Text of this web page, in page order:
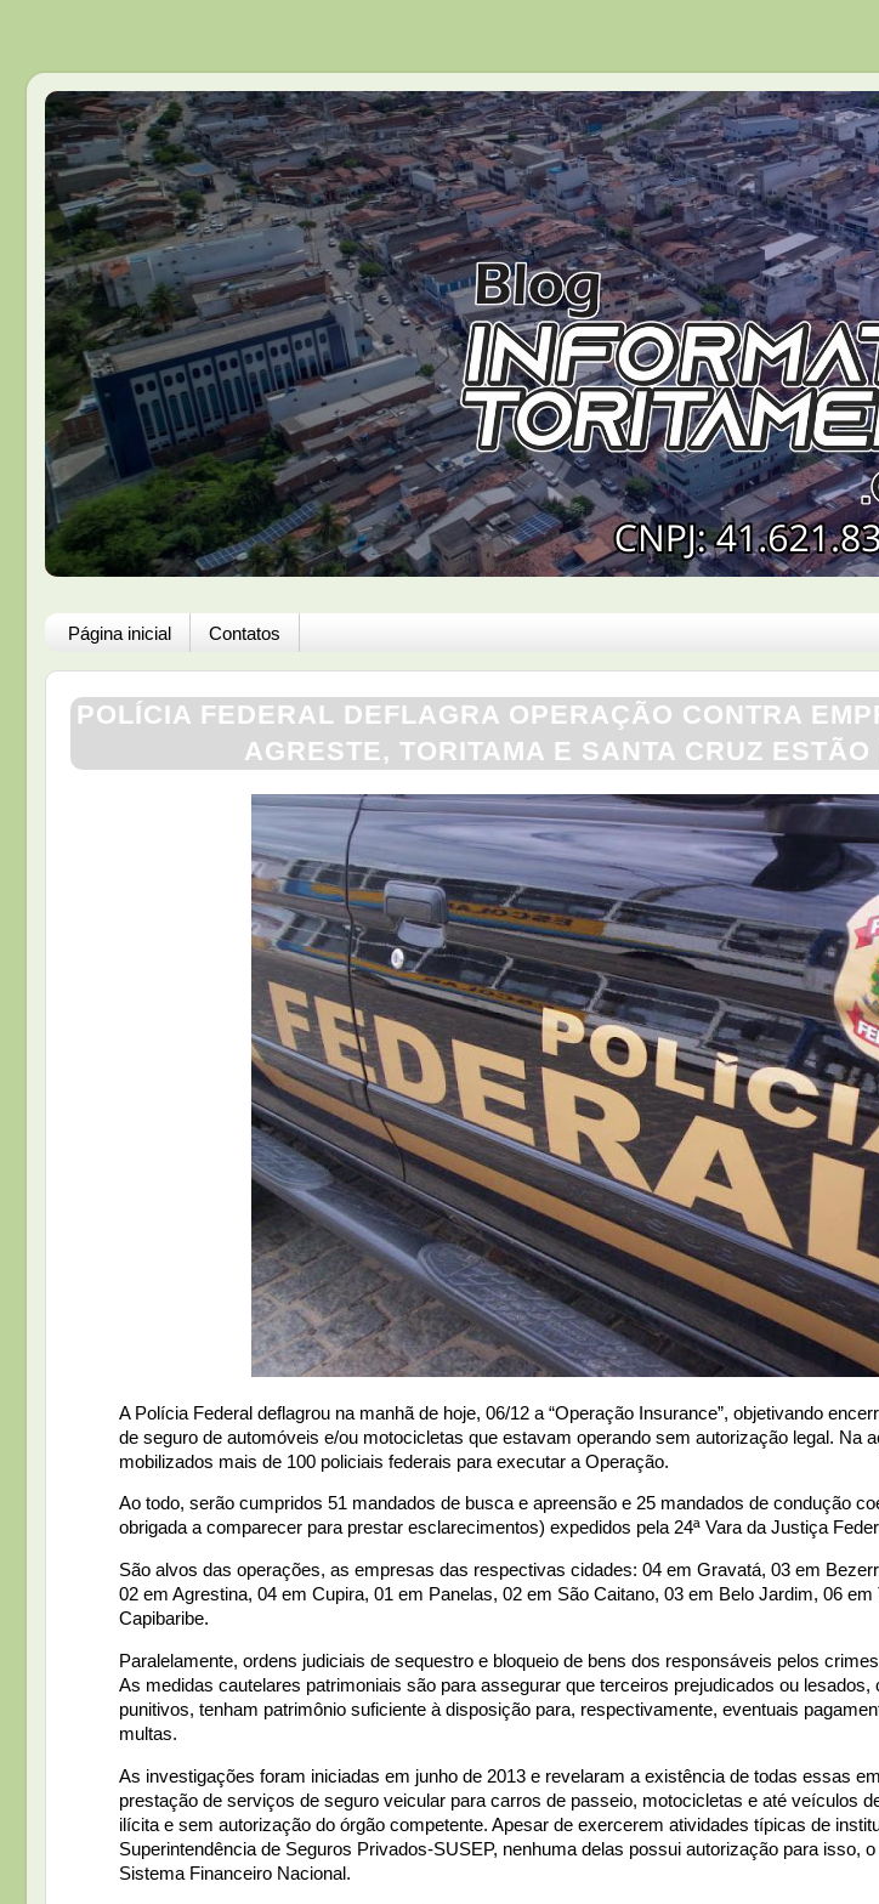
Página inicial Contatos
POLÍCIA FEDERAL DEFLAGRA OPERAÇÃO CONTRA
AGRESTE, TORITAMA E SANTA CRUZ
A Polícia Federal deflagrou na manhã de hoje, 06/12 a “Operação Insurance”, objetivando
de seguro de automóveis e/ou motocicletas que estavam operando sem autorização legal. Na
mobilizados mais de 100 policiais federais para executar a Operação.
Ao todo, serão cumpridos 51 mandados de busca e apreensão e 25 mandados de condução
obrigada a comparecer para prestar esclarecimentos) expedidos pela 24ª Vara da Justiça
São alvos das operações, as empresas das respectivas cidades: 04 em Gravatá, 03 em
02 em Agrestina, 04 em Cupira, 01 em Panelas, 02 em São Caitano, 03 em Belo Jardim, 06
Capibaribe.
Paralelamente, ordens judiciais de sequestro e bloqueio de bens dos responsáveis pelos
As medidas cautelares patrimoniais são para assegurar que terceiros prejudicados ou
punitivos, tenham patrimônio suficiente à disposição para, respectivamente, eventuais
multas.
As investigações foram iniciadas em junho de 2013 e revelaram a existência de todas essas
prestação de serviços de seguro veicular para carros de passeio, motocicletas e até veículos
ilícita e sem autorização do órgão competente. Apesar de exercerem atividades típicas de
Superintendência de Seguros Privados-SUSEP, nenhuma delas possui autorização para isso,
Sistema Financeiro Nacional.